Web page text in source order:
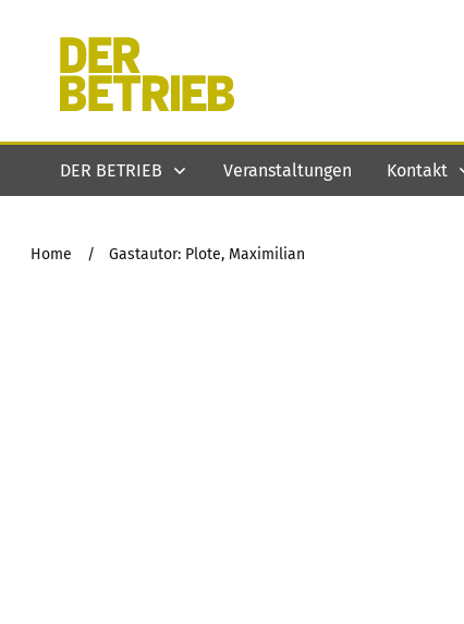
DER BETRIEB Veranstaltungen Kontakt
Home / Gastautor: Plote, Maximilian